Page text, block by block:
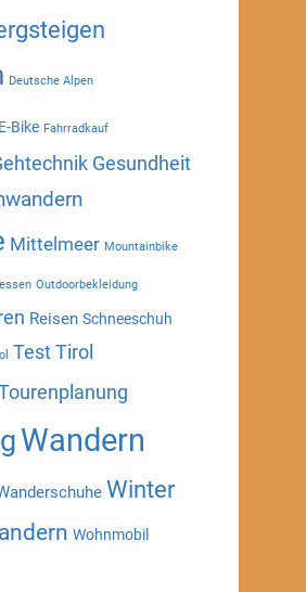
Deutsche Alpen
E-Bike Fahrradkauf
Gesundheit
Mittelmeer Mountainbike
Outdoorbekleidung
Reisen Schneeschuh
TestTirol
Wandern
Winter
Wohnmobil